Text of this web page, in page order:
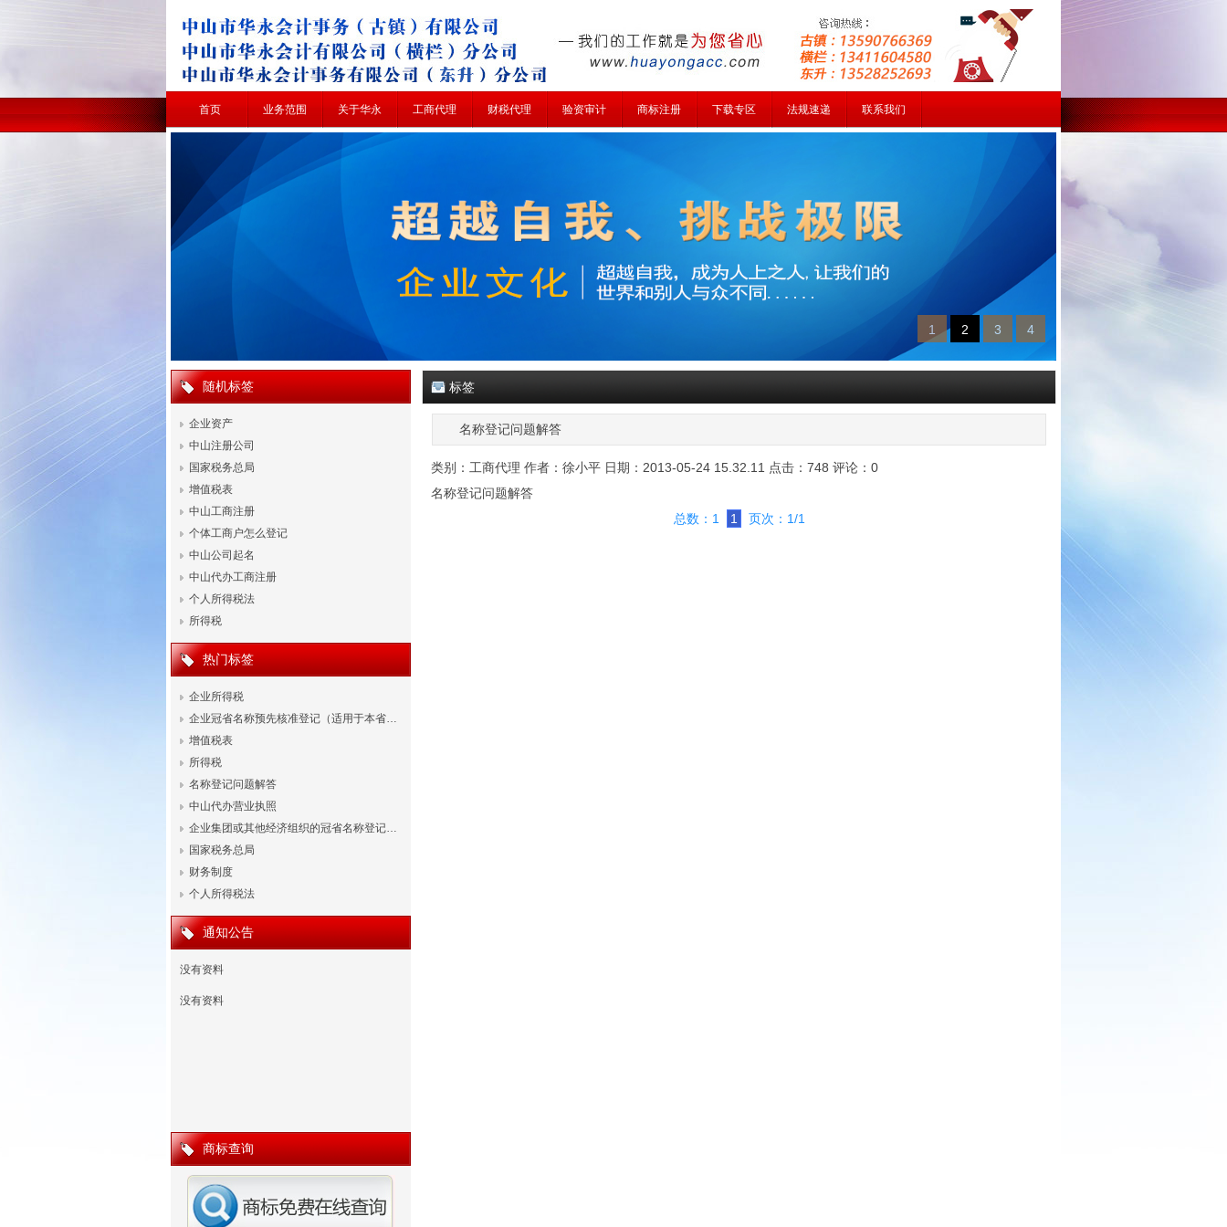
首页 业务范围 关于华永 工商代理 财税代理 验资审计 商标注册 下载专区 法规速递 联系我们
1 2 3 4
标签
名称登记问题解答
类别： 工商代理 作者： 徐小平 日期： 2013-05-24 15.32.11 点击： 748 评论： 0
名称登记问题解答
总数：1
1 页次：1/1
随机标签
企业资产
中山注册公司
国家税务总局
增值税表
中山工商注册
个体工商户怎么登记
中山公司起名
中山代办工商注册
个人所得税法
所得税
热门标签
企业所得税
企业冠省名称预先核准登记（适用于本省…
增值税表
所得税
名称登记问题解答
中山代办营业执照
企业集团或其他经济组织的冠省名称登记…
国家税务总局
财务制度
个人所得税法
通知公告
没有资料
没有资料
商标查询